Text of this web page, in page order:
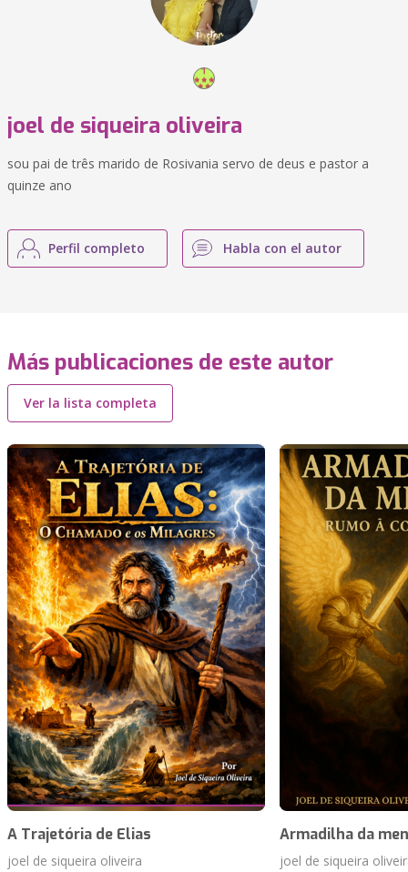
joel de siqueira oliveira
sou pai de três marido de Rosivania servo de deus e pastor a
quinze ano
Perfil completo Habla con el autor
Más publicaciones de este autor
Ver la lista completa
A Trajetória de Elias
joel de siqueira oliveira
Armadilha da
joel de siqueira